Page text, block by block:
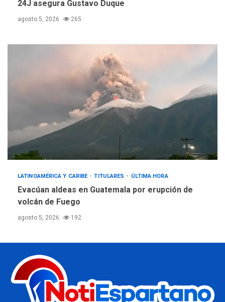
24J asegura Gustavo Duque
agosto 5, 2026 265
LATINOAMÉRICA Y CARIBE TITULARES ÚLTIMA HORA
Evacúan aldeas en Guatemala por erupción de
volcán de Fuego
agosto 5, 2026 192